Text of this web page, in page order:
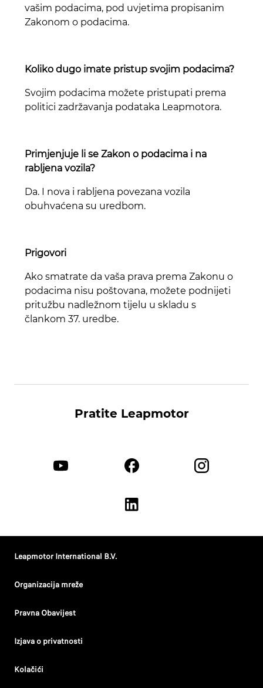
vašim podacima, pod uvjetima propisanim
Zakonom o podacima.
Koliko dugo imate pristup svojim podacima?
Svojim podacima možete pristupati prema
politici zadržavanja podataka Leapmotora.
Primjenjuje li se Zakon o podacima i na
rabljena vozila?
Da. I nova i rabljena povezana vozila
obuhvaćena su uredbom.
Prigovori
Ako smatrate da vaša prava prema Zakonu o
podacima nisu poštovana, možete podnijeti
pritužbu nadležnom tijelu u skladu s
člankom 37. uredbe.
Pratite Leapmotor
Leapmotor International B.V.
Organizacija mreže
Pravna Obavijest
Izjava o privatnosti
Kolačići